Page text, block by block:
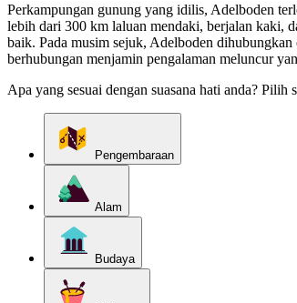
Perkampungan gunung yang idilis, Adelboden
lebih dari 300 km laluan mendaki, berjalan kaki,
baik. Pada musim sejuk, Adelboden
berhubungan menjamin pengalaman meluncur
Apa yang sesuai dengan suasana hati anda? Pilih
Pengembaraan
Alam
Budaya